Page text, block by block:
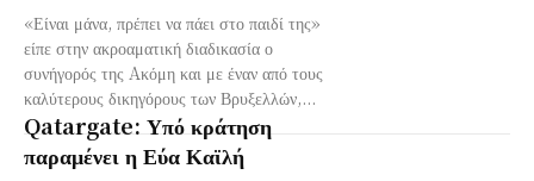
«Είναι μάνα, πρέπει να πάει στο παιδί της»
είπε στην ακροαματική διαδικασία ο
συνήγορός της Aκόμη και με έναν από τους
καλύτερους δικηγόρους των Βρυξελλών,...
Qatargate: Υπό κράτηση
παραμένει η Εύα Καϊλή